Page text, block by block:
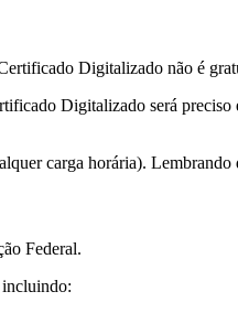
Digitalizado não é
Digitalizado será
carga horária).
Federal.
incluindo: